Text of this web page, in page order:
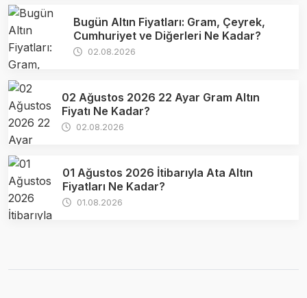
Bugün Altın Fiyatları: Gram, Çeyrek,
Cumhuriyet ve Diğerleri Ne Kadar?
02.08.2026
02 Ağustos 2026 22 Ayar Gram Altın
Fiyatı Ne Kadar?
02.08.2026
01 Ağustos 2026 İtibarıyla Ata Altın
Fiyatları Ne Kadar?
01.08.2026